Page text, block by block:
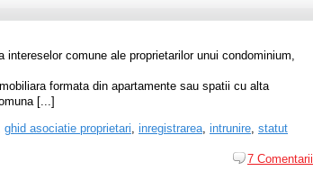
comune ale proprietarilor unui condominium,
formata din apartamente sau spatii cu alta
[...]
ghid asociatie proprietari inregistrarea intrunire statut
7 Comentarii